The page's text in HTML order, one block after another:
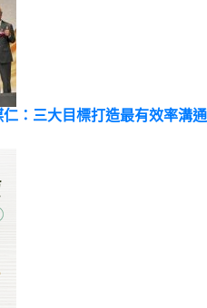
：三大目標打造最有效率溝通